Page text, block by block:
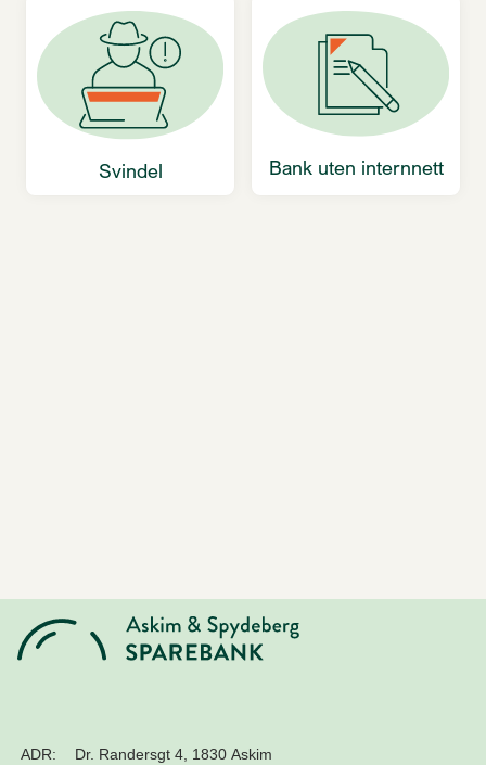
Svindel Bank uten internnett
ADR: Dr. Randersgt 4, 1830 Askim